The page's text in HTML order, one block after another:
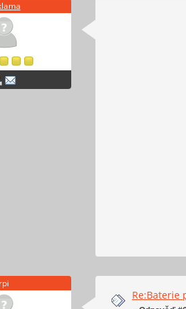
rpi
Re:Baterie